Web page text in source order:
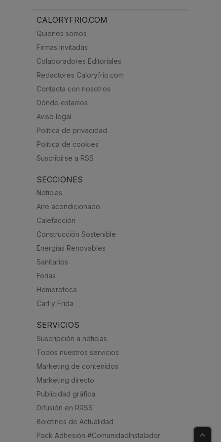
CALORYFRIO.COM
Quienes somos
Firmas Invitadas
Colaboradores Editoriales
Redactores Caloryfrio.com
Contacta con nosotros
Dónde estamos
Aviso legal
Política de privacidad
Política de cookies
Suscribirse a RSS
SECCIONES
Noticias
Aire acondicionado
Calefacción
Construcción Sostenible
Energías Renovables
Sanitarios
Ferias
Hemeroteca
Carl y Frida
SERVICIOS
Suscripción a noticias
Todos nuestros servicios
Marketing de contenidos
Marketing directo
Publicidad gráfica
Difusión en RRSS
Boletines de Actualidad
Pack Adhesión #ComunidadInstalador